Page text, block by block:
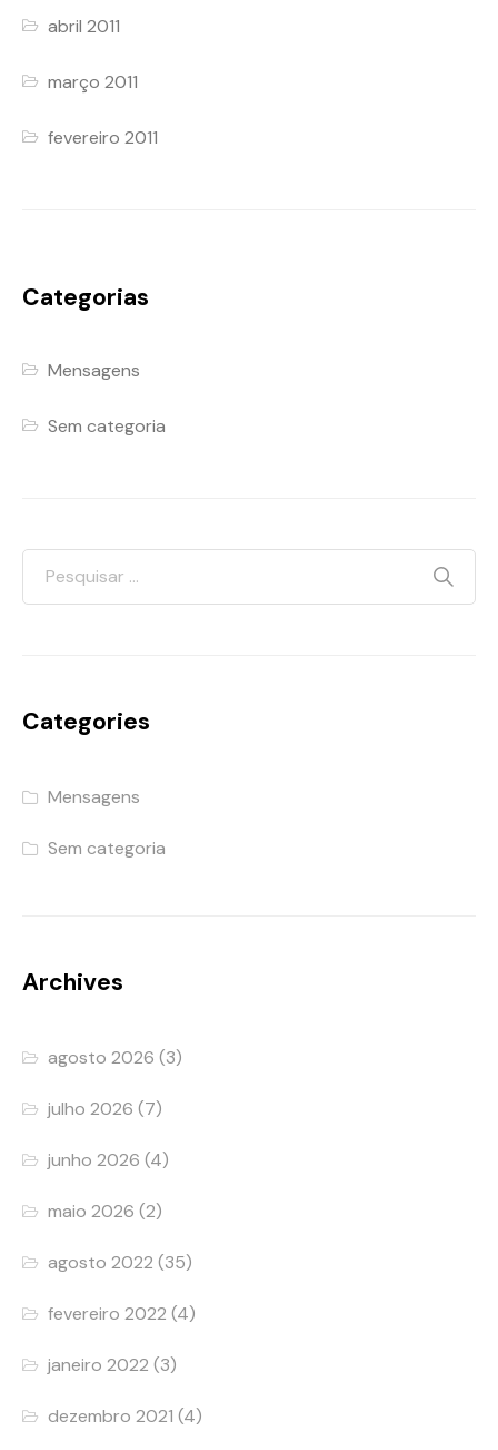
abril 2011
março 2011
fevereiro 2011
Categorias
Mensagens
Sem categoria
Categories
Mensagens
Sem categoria
Archives
agosto 2026 (3)
julho 2026 (7)
junho 2026 (4)
maio 2026 (2)
agosto 2022 (35)
fevereiro 2022 (4)
janeiro 2022 (3)
dezembro 2021 (4)